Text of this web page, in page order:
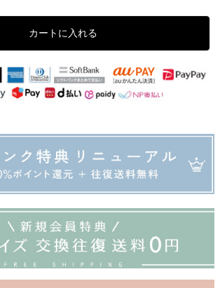
カートに入れる